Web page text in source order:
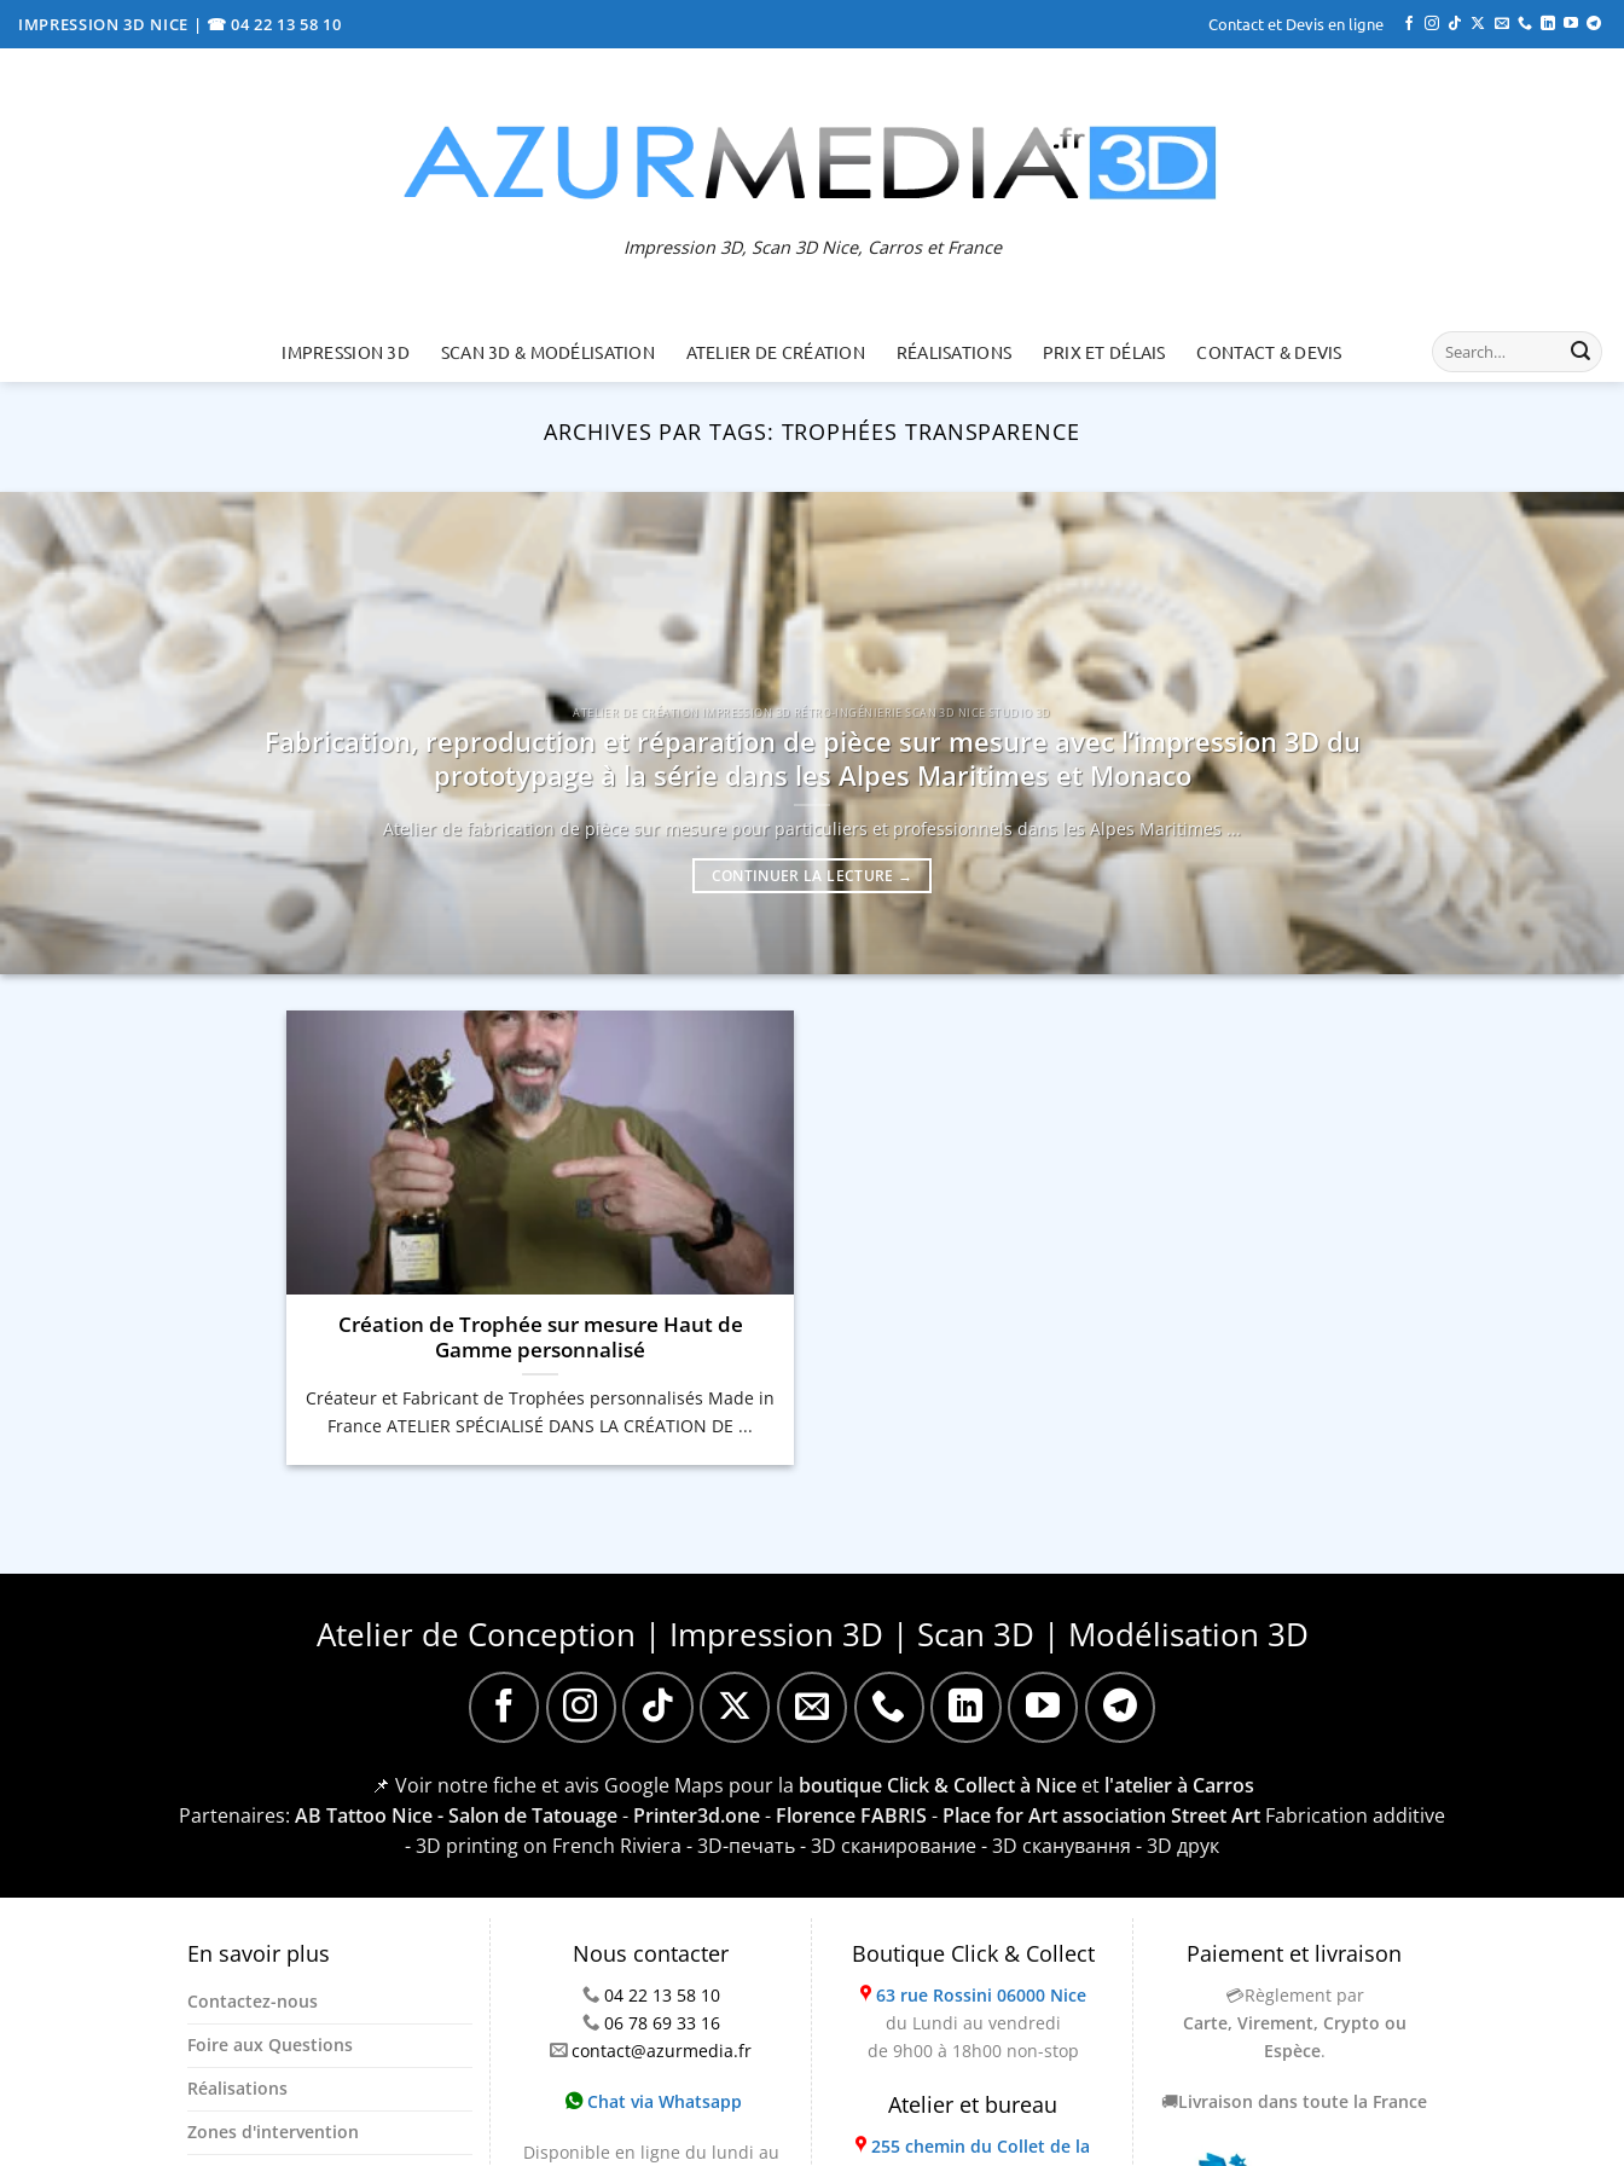
Passer
au
IMPRESSION 3D NICE | ☎ 04 22 13 58 10 Contact et Devis en ligne
Impression 3D, Scan 3D Nice, Carros et France
IMPRESSION 3D SCAN 3D & MODÉLISATION ATELIER DE CRÉATION RÉALISATIONS PRIX ET DÉLAIS CONTACT & DEVIS
ARCHIVES PAR TAGS: TROPHÉES TRANSPARENCE
ATELIER DE CRÉATION IMPRESSION 3D RÉTRO-INGÉNIERIE SCAN 3D NICE STUDIO 3D
Fabrication, reproduction et réparation de pièce sur mesure avec l’impression 3D du
prototypage à la série dans les Alpes Maritimes et Monaco
Atelier de fabrication de pièce sur mesure pour particuliers et professionnels dans les Alpes Maritimes ...
CONTINUER LA LECTURE →
Création de Trophée sur mesure Haut de
Gamme personnalisé
Créateur et Fabricant de Trophées personnalisés Made in
France ATELIER SPÉCIALISÉ DANS LA CRÉATION DE ...
Atelier de Conception | Impression 3D | Scan 3D | Modélisation 3D
📌 Voir notre fiche et avis Google Maps pour la boutique Click & Collect à Niceet l'atelier à Carros
Partenaires: AB Tattoo Nice - Salon de Tatouage- Printer3d.one- Florence FABRIS - Place for Art association Street Art Fabrication additive
- 3D printing on French Riviera - 3D-печать - 3D сканирование - 3D сканування - 3D друк
En savoir plus
Contactez-nous
Foire aux Questions
Réalisations
Zones d'intervention
Nous contacter
04 22 13 58 10
06 78 69 33 16
contact@azurmedia.fr
Chat via Whatsapp
Disponible en ligne du lundi au
Boutique Click & Collect
63 rue Rossini 06000 Nice
du Lundi au vendredi
de 9h00 à 18h00 non-stop
Atelier et bureau
255 chemin du Collet de la
Paiement et livraison
💳Règlement par
Carte, Virement, Crypto ou
Espèce.
🚚Livraison dans toute la France